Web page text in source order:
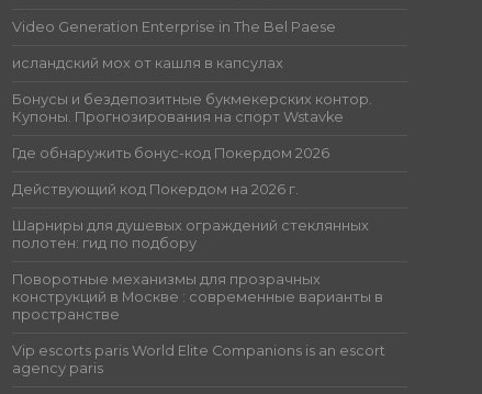
Video Generation Enterprise in The Bel Paese
исландский мох от кашля в капсулах
Бонусы и бездепозитные букмекерских контор.
Купоны. Прогнозирования на спорт Wstavke
Где обнаружить бонус-код Покердом 2026
Действующий код Покердом на 2026 г.
Шарниры для душевых ограждений стеклянных
полотен: гид по подбору
Поворотные механизмы для прозрачных
конструкций в Москве : современные варианты в
пространстве
Vip escorts paris World Elite Companions is an escort
agency paris